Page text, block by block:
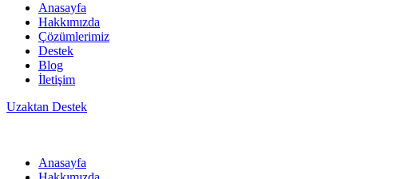
Anasayfa
Hakkımızda
Çözümlerimiz
Destek
Blog
İletişim
Uzaktan Destek
Anasayfa